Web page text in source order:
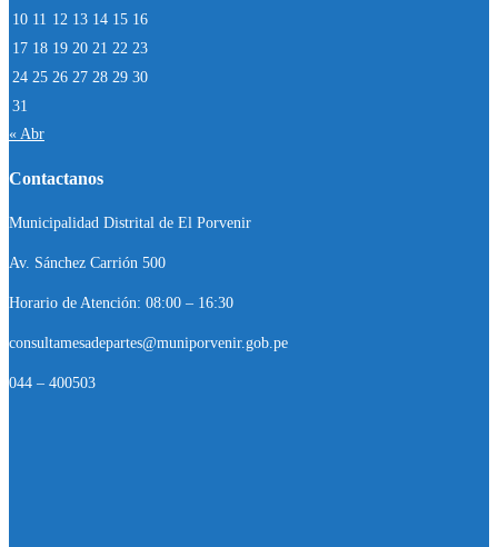
10 11 12 13 14 15 16
17 18 19 20 21 22 23
24 25 26 27 28 29 30
31
« Abr
Contactanos
Municipalidad Distrital de El Porvenir
Av. Sánchez Carrión 500
Horario de Atención: 08:00 – 16:30
consultamesadepartes@muniporvenir.gob.pe
044 – 400503